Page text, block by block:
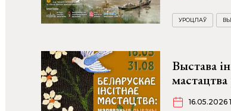
УРОЦЛАЎ
Выстава
16.05.2026